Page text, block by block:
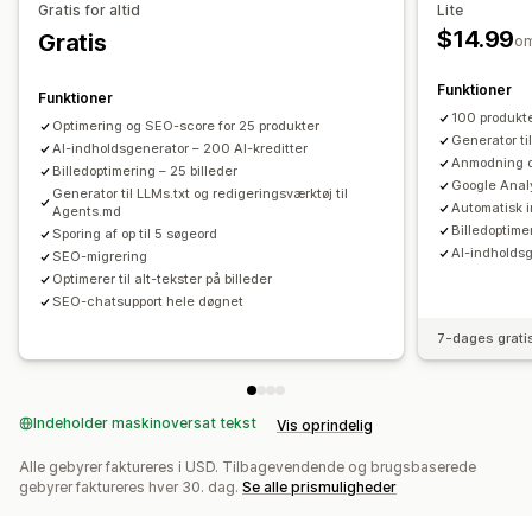
Optimering af billeder
Optimering af indhold
Overvågning af resultater
SEO-score
Revisioner Rapportering
Indblik og tips
Analyser
Analyse af konkurrent
Analyse af søgeord
Analyse af hastighed
Rangeringssporing
Websitetrafik
Test A/B-test
Permalinks
XML-websiteoversigt
Gratis for altid
Gratis
Funktioner
Optimering og SEO-score for 25 produkter
AI-indholdsgenerator – 200 AI-kreditter
Billedoptimering – 25 billeder
Generator til LLMs.txt og redigeringsværktøj til
Agents.md
Sporing af op til 5 søgeord
SEO-migrering
Optimerer til alt-tekster på billeder
SEO-chatsupport hele døgnet
Lite
$14.99
Funktioner
100
Generator
Anmodning
Google
Automatisk
AI-
7-dages
Indeholder maskinoversat tekst Vis oprindelig
Alle gebyrer faktureres i USD. Tilbagevendende og brugsbaserede
gebyrer faktureres hver 30. dag. Se alle prismuligheder